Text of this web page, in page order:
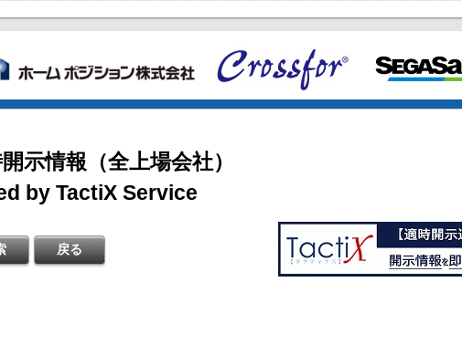
ス）
ネクスト）
：スタンダード）
示情報（全上場会社）
by TactiX Service